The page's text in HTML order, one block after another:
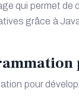
qui permet
grâce à
pour